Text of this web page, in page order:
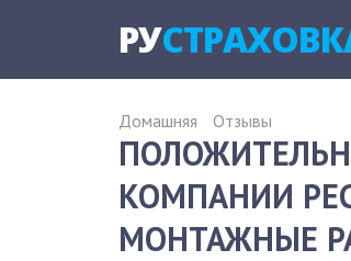
РУ
Домашняя Отзывы
КОМПАНИИ
МОНТАЖНЫЕ